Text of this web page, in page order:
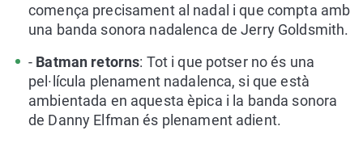
comença precisament al nadal i que compta amb
una banda sonora nadalenca de Jerry Goldsmith.
- Batman retorns: Tot i que potser no és una
pel·lícula plenament nadalenca, si que està
ambientada en aquesta èpica i la banda sonora
de Danny Elfman és plenament adient.